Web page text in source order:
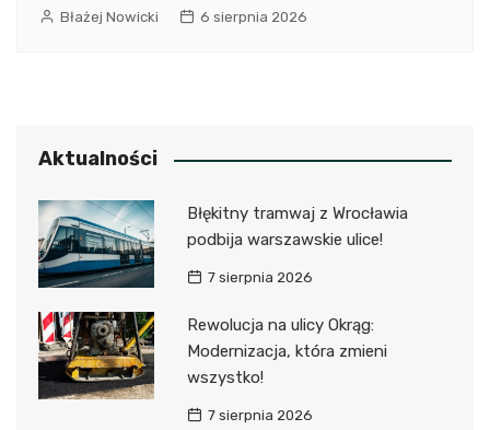
Błażej Nowicki 6 sierpnia 2026
Aktualności
Błękitny tramwaj z Wrocławia
podbija warszawskie ulice!
7 sierpnia 2026
Rewolucja na ulicy Okrąg:
Modernizacja, która zmieni
wszystko!
7 sierpnia 2026